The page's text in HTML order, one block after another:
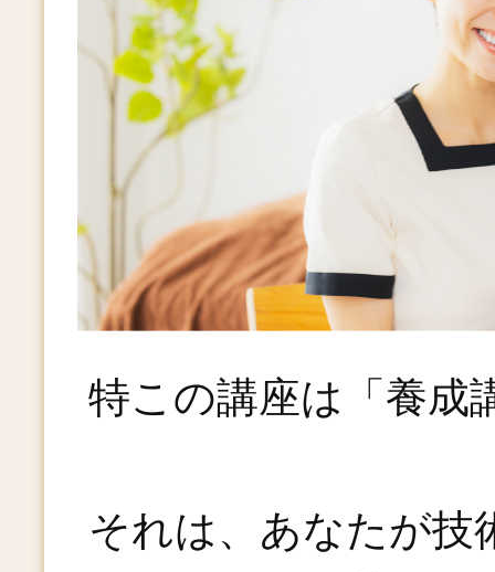
特この講座は「養成
それは、あなたが技